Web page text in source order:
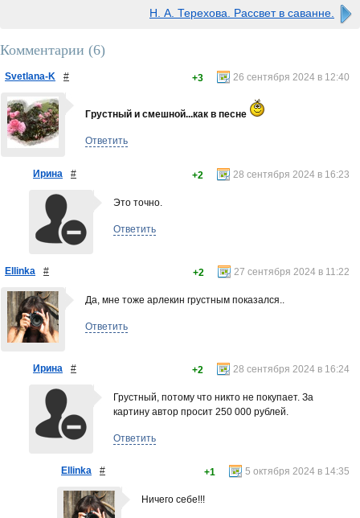
Н. А. Терехова. Рассвет в саванне.
Комментарии (6)
Svetlana-K # 26 сентября 2024 в 12:40
+3
Грустный и смешной...как в песне
Ответить
Ирина # 28 сентября 2024 в 16:23
+2
Это точно.
Ответить
Ellinka # 27 сентября 2024 в 11:22
+2
Да, мне тоже арлекин грустным показался..
Ответить
Ирина # 28 сентября 2024 в 16:24
+2
Грустный, потому что никто не покупает. За
картину автор просит 250 000 рублей.
Ответить
Ellinka # 5 октября 2024 в 14:35
+1
Ничего себе!!!